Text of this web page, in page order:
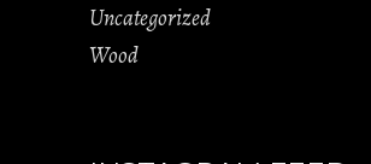
Uncategorized
Wood